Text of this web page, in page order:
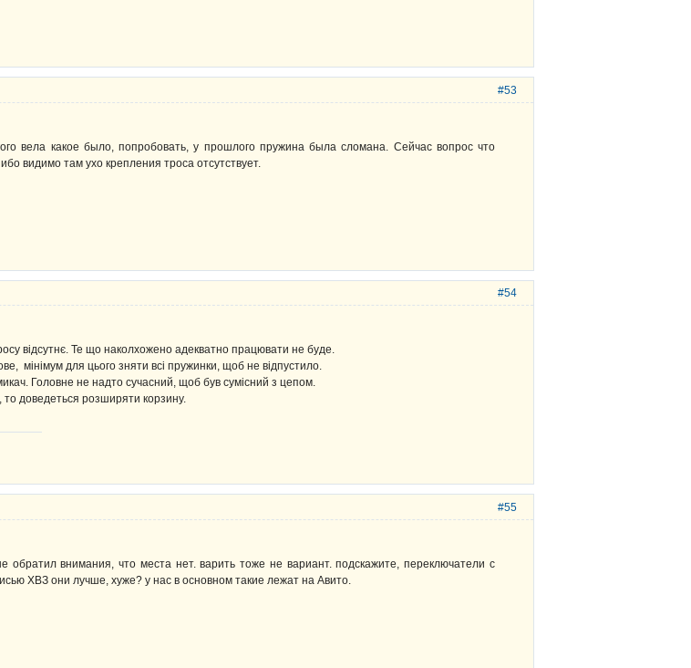
#53
вела какое было, попробовать, у прошлого пружина была сломана. Сейчас вопрос что
видимо там ухо крепления троса отсутствует.
#54
відсутнє. Те що наколхожено адекватно працювати не буде.
мінімум для цього зняти всі пружинки, щоб не відпустило.
Головне не надто сучасний, щоб був сумісний з цепом.
доведеться розширяти корзину.
#55
обратил внимания, что места нет. варить тоже не вариант. подскажите, переключатели с
ХВЗ они лучше, хуже? у нас в основном такие лежат на Авито.